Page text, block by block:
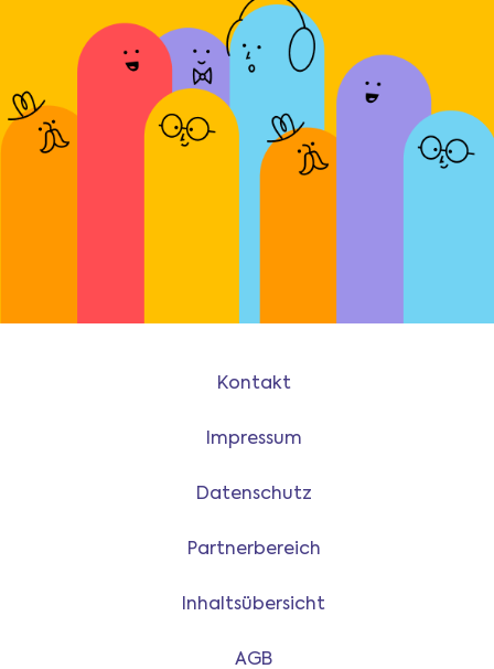
Kontakt
Impressum
Datenschutz
Partnerbereich
Inhaltsübersicht
AGB